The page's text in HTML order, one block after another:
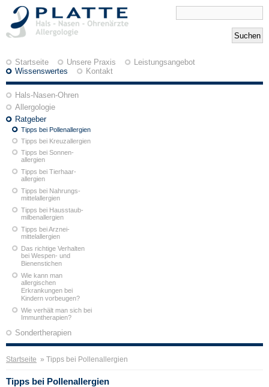
Startseite Unsere Praxis
Leistungsangebot
Wissenswertes
Kontakt
Hals-Nasen-Ohren
Allergologie
Ratgeber
Tipps bei Pollenallergien
Tipps bei Kreuzallergien
Tipps bei Sonnen-
allergien
Tipps bei Tierhaar-
allergien
Tipps bei Nahrungs-
mittelallergien
Tipps bei Hausstaub-
milbenallergien
Tipps bei Arznei-
mittelallergien
Das richtige Verhalten
bei Wespen- und
Bienenstichen
Wie kann man
allergischen
Erkrankungen bei
Kindern vorbeugen?
Wie verhält man sich bei
Immuntherapien?
Sondertherapien
Startseite » Tipps bei Pollenallergien
Tipps bei Pollenallergien